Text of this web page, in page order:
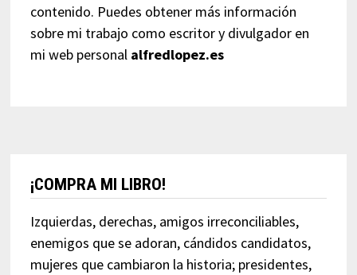
contenido. Puedes obtener más información
sobre mi trabajo como escritor y divulgador en
mi web personal alfredlopez.es
¡COMPRA MI LIBRO!
Izquierdas, derechas, amigos irreconciliables,
enemigos que se adoran, cándidos candidatos,
mujeres que cambiaron la historia; presidentes,